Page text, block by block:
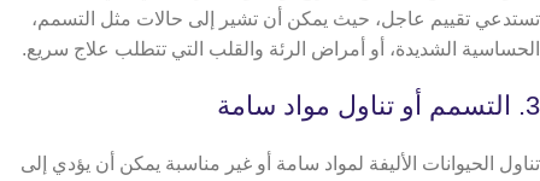
تستدعي تقييم عاجل، حيث يمكن أن تشير إلى حالات مثل التسمم،
الحساسية الشديدة، أو أمراض الرئة والقلب التي تتطلب علاج سريع.
3. التسمم أو تناول مواد سامة
تناول الحيوانات الأليفة لمواد سامة أو غير مناسبة يمكن أن يؤدي إلى